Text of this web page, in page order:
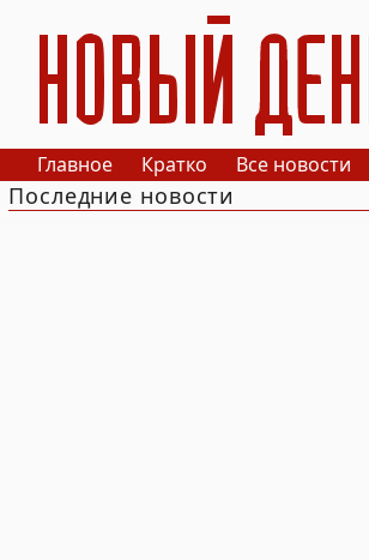
РИА Новый День
Главное Кратко Все новости
Последние новости